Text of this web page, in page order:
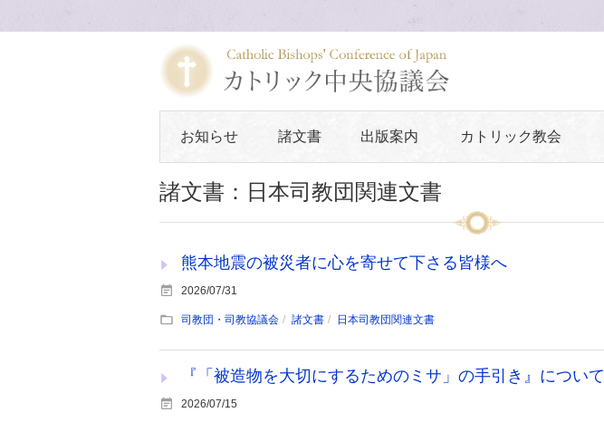
お知らせ 諸文書 出版案内 カトリック教会
諸文書：日本司教団関連文書
熊本地震の被災者に心を寄せて下さる皆様へ
2026/07/31
司教団・司教協議会 諸文書 日本司教団関連文書
『「被造物を大切にするためのミサ」の手引き』について
2026/07/15